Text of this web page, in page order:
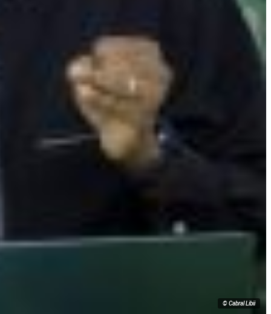
© Cabral Libii